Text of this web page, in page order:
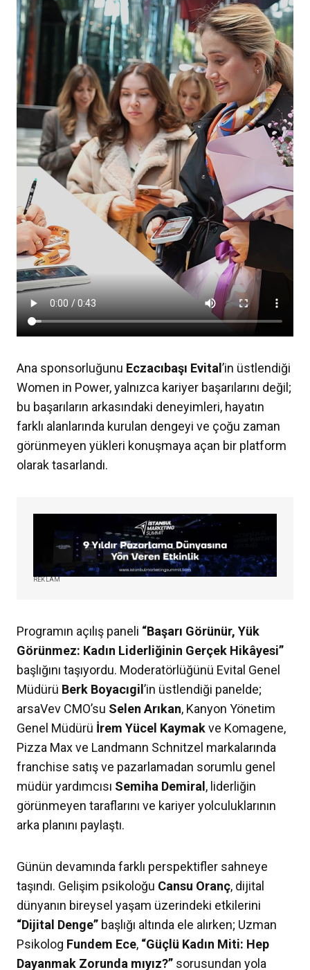
Ana sponsorluğunu Eczacıbaşı Evital ’in üstlendiği
Women in Power, yalnızca kariyer başarılarını değil;
bu başarıların arkasındaki deneyimleri, hayatın
farklı alanlarında kurulan dengeyi ve çoğu zaman
görünmeyen yükleri konuşmaya açan bir platform
olarak tasarlandı.
REKLAM
Programın açılış paneli “Başarı Görünür, Yük
Görünmez: Kadın Liderliğinin Gerçek Hikâyesi”
başlığını taşıyordu. Moderatörlüğünü Evital Genel
Müdürü Berk Boyacıgil ’in üstlendiği panelde;
arsaVev CMO’su Selen Arıkan, Kanyon Yönetim
Genel Müdürü İrem Yücel Kaymakve Komagene,
Pizza Max ve Landmann Schnitzel markalarında
franchise satış ve pazarlamadan sorumlu genel
müdür yardımcısı Semiha Demiral , liderliğin
görünmeyen taraflarını ve kariyer yolculuklarının
arka planını paylaştı.
Günün devamında farklı perspektifler sahneye
taşındı. Gelişim psikoloğu Cansu Oranç, dijital
dünyanın bireysel yaşam üzerindeki etkilerini
“Dijital Denge” başlığı altında ele alırken; Uzman
Psikolog Fundem Ece, “Güçlü Kadın Miti: Hep
Dayanmak Zorunda mıyız?” sorusundan yola